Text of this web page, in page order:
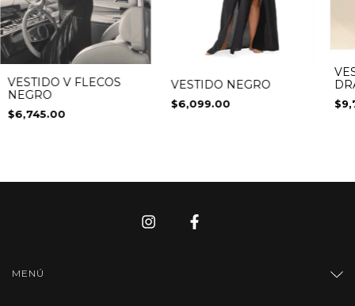
VESTIDO V FLECOS
NEGRO
$6,745.00
VESTIDO NEGRO
$6,099.00
MENÚ